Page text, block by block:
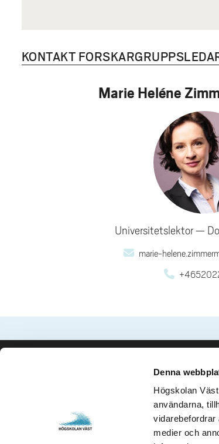
Denna
Högskolan
användarna,
vidarebefordrar
medier och
KONTAKT
Marie Heléne
Universitetslektor
marie-
0520-22 30 00